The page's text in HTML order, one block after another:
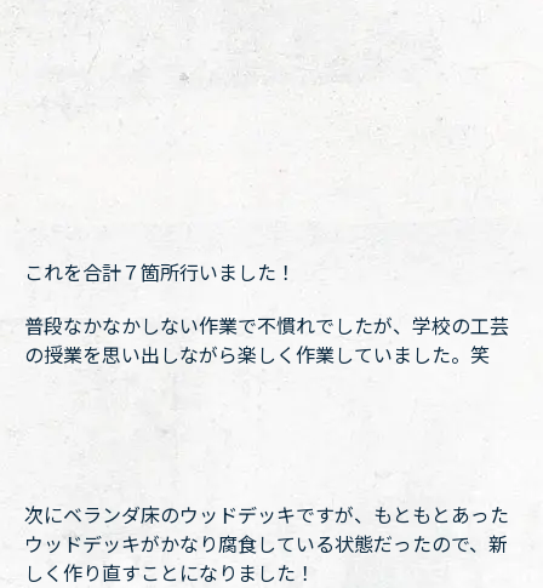
これを合計７箇所行いました！
普段なかなかしない作業で不慣れでしたが、学校の工芸
の授業を思い出しながら楽しく作業していました。笑
次にベランダ床のウッドデッキですが、もともとあった
ウッドデッキがかなり腐食している状態だったので、新
しく作り直すことになりました！